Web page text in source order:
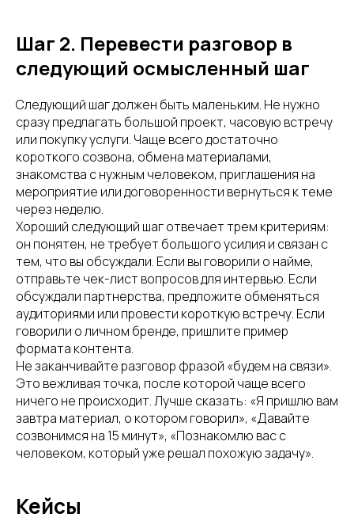
Шаг 2. Перевести разговор в
следующий осмысленный шаг
Следующий шаг должен быть маленьким. Не нужно
сразу предлагать большой проект, часовую встречу
или покупку услуги. Чаще всего достаточно
короткого созвона, обмена материалами,
знакомства с нужным человеком, приглашения на
мероприятие или договоренности вернуться к теме
через неделю.
Хороший следующий шаг отвечает трем критериям:
он понятен, не требует большого усилия и связан с
тем, что вы обсуждали. Если вы говорили о найме,
отправьте чек-лист вопросов для интервью. Если
обсуждали партнерства, предложите обменяться
аудиториями или провести короткую встречу. Если
говорили о личном бренде, пришлите пример
формата контента.
Не заканчивайте разговор фразой «будем на связи».
Это вежливая точка, после которой чаще всего
ничего не происходит. Лучше сказать: «Я пришлю вам
завтра материал, о котором говорил», «Давайте
созвонимся на 15 минут», «Познакомлю вас с
человеком, который уже решал похожую задачу».
Кейсы